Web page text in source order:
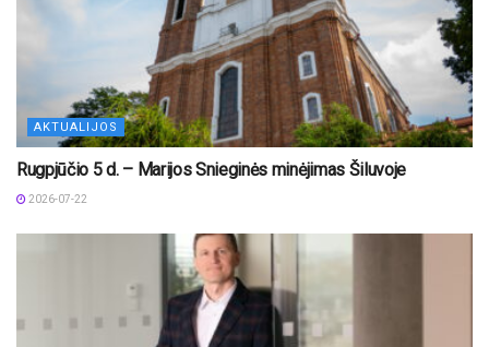
AKTUALIJOS
Rugpjūčio 5 d. – Marijos Snieginės minėjimas Šiluvoje
2026-07-22